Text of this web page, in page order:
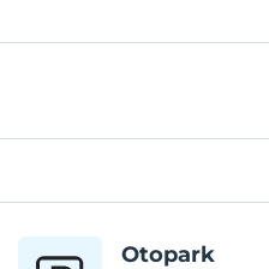
Otopark